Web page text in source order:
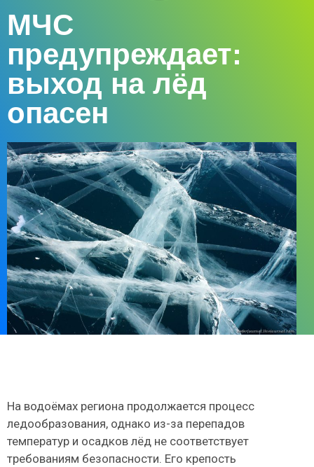
МЧС
предупреждает:
выход на лёд
опасен
На водоёмах региона продолжается процесс
ледообразования, однако из-за перепадов
температур и осадков лёд не соответствует
требованиям безопасности. Его крепость